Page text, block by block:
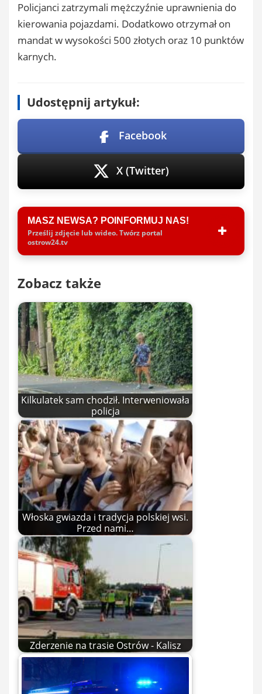
Policjanci zatrzymali mężczyźnie uprawnienia do
kierowania pojazdami. Dodatkowo otrzymał on
mandat w wysokości 500 złotych oraz 10 punktów
karnych.
Udostępnij artykuł:
Facebook
X (Twitter)
MASZ NEWSA? POINFORMUJ NAS!
Prześlij zdjęcie lub wideo. Twórz portal
ostrow24.tv
Zobacz także
Kilkulatek sam chodził. Interweniowała
policja
Włoska gwiazda i tradycja polskiej wsi.
Przed nami…
Zderzenie na trasie Ostrów - Kalisz